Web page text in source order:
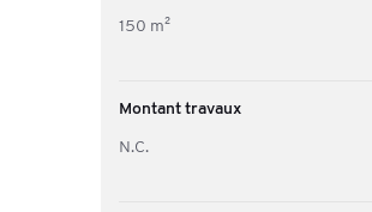
150 m²
Montant travaux
N.C.